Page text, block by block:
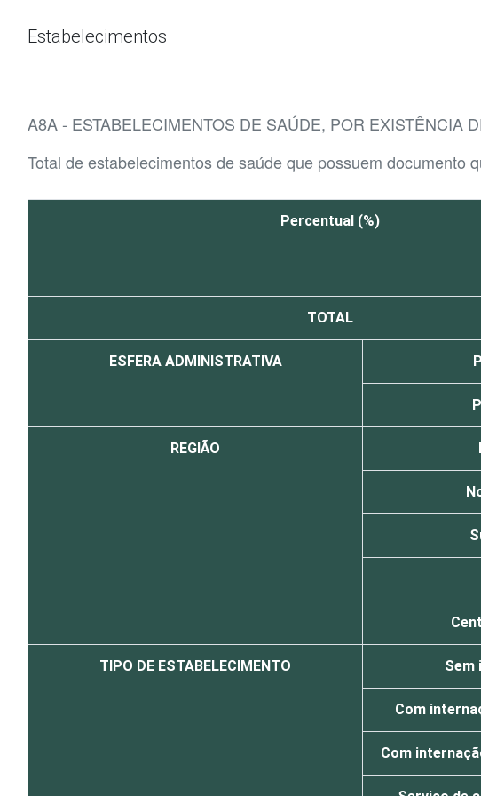
Estabelecimentos
A8A - ESTABELECIMENTOS DE SAÚDE, POR EXISTÊNCIA
Total de estabelecimentos de saúde que possuem documento
Percentual (%)
TOTAL
ESFERA ADMINISTRATIVA
REGIÃO
TIPO DE ESTABELECIMENTO Sem
Com
Com